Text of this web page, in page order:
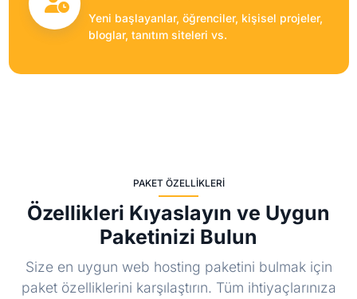
Yeni başlayanlar, öğrenciler, kişisel projeler,
bloglar, tanıtım siteleri vs.
PAKET ÖZELLIKLERI
Özellikleri Kıyaslayın ve Uygun
Paketinizi Bulun
Size en uygun web hosting paketini bulmak için
paket özelliklerini karşılaştırın. Tüm ihtiyaçlarınıza